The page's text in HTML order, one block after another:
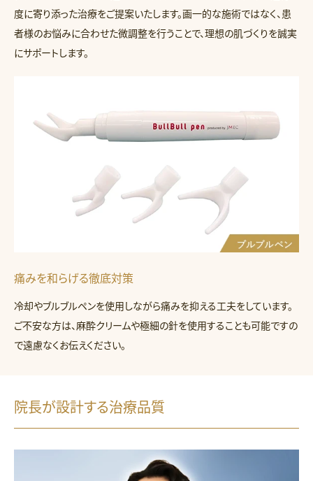
度に寄り添った治療をご提案いたします。画一的な施術ではなく、患
者様のお悩みに合わせた微調整を行うことで、理想の肌づくりを誠実
にサポートします。
痛みを和らげる徹底対策
冷却やブルブルペンを使用しながら痛みを抑える工夫をしています。
ご不安な方は、麻酔クリームや極細の針を使用することも可能ですの
で遠慮なくお伝えください。
院長が設計する治療品質